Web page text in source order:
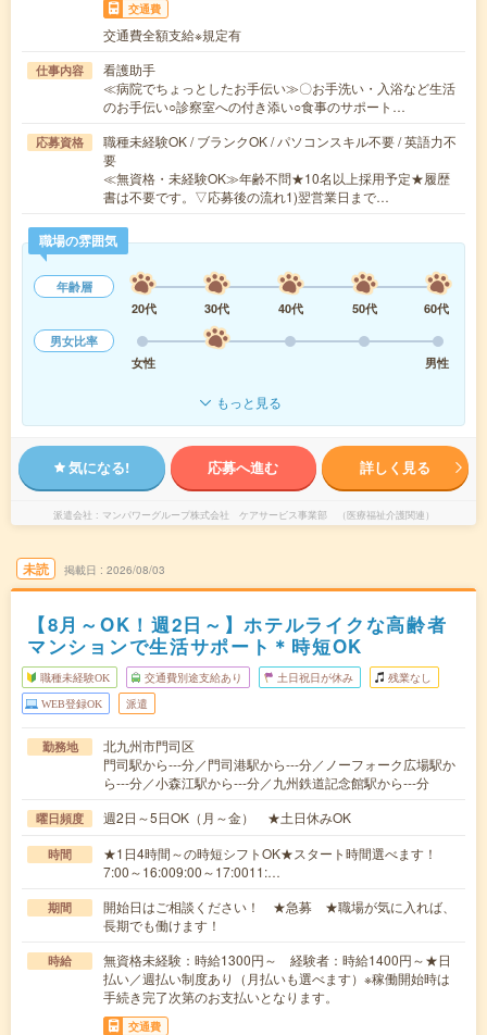
交通費
交通費全額支給※規定有
仕事内容
看護助手
≪病院でちょっとしたお手伝い≫〇お手洗い・入浴など生活
のお手伝い○診察室への付き添い○食事のサポート…
応募資格
職種未経験OK / ブランクOK / パソコンスキル不要 / 英語力不
要
≪無資格・未経験OK≫年齢不問★10名以上採用予定★履歴
書は不要です。▽応募後の流れ1)翌営業日まで…
職場の雰囲気
年齢層
20代
30代 40代 50代
60代
男女比率
女性
男性
もっと見る
気になる! 応募へ進む 詳しく見る
派遣会社 マンパワーグループ株式会社 ケアサービス事業部 （医療福祉介護関連）
未読 掲載日 2026/08/03
【8月～OK！週2日～】ホテルライクな高齢者
マンションで生活サポート＊時短OK
職種未経験OK 交通費別途支給あり 土日祝日が休み 残業なし
WEB登録OK 派遣
勤務地
北九州市門司区
門司駅から---分／門司港駅から---分／ノーフォーク広場駅か
ら---分／小森江駅から---分／九州鉄道記念館駅から---分
曜日頻度 週2日～5日OK（月～金） ★土日休みOK
時間
★1日4時間～の時短シフトOK★スタート時間選べます！
7:00～16:009:00～17:0011:…
期間
開始日はご相談ください！ ★急募 ★職場が気に入れば、
長期でも働けます！
時給
無資格未経験：時給1300円～ 経験者：時給1400円～★日
払い／週払い制度あり（月払いも選べます）※稼働開始時は
手続き完了次第のお支払いとなります。
交通費